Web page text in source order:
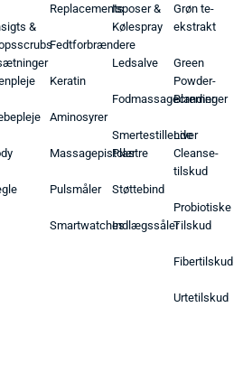
&
Replacements
Fedtforbrændere
Keratin
Aminosyrer
Massagepistoler
Pulsmåler
Smartwatches
Isposer &
Kølespray
Ledsalve
Fodmassagecremer
Smertestillende
Plastre
Støttebind
Indlægssåler
Grøn te-
ekstrakt
Green
Powder-
Blandinger
Liver
Cleanse-
tilskud
Probiotiske
Tilskud
Fibertilskud
Urtetilskud